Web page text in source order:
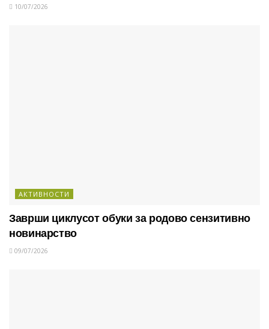
10/07/2026
АКТИВНОСТИ
Заврши циклусот обуки за родово сензитивно
новинарство
09/07/2026